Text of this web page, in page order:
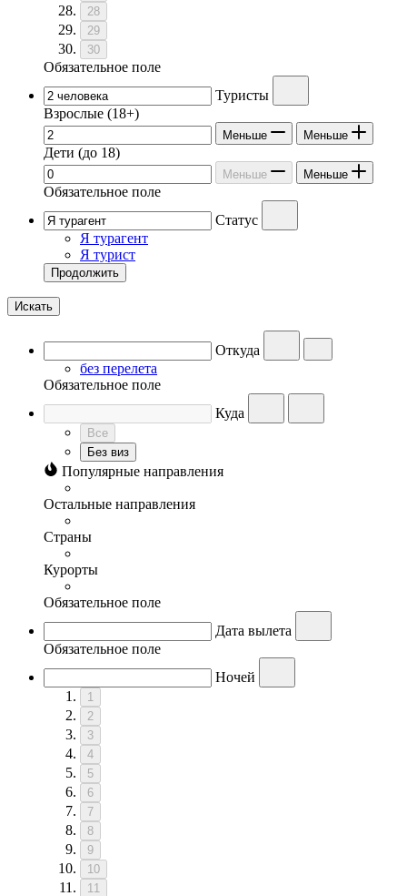
28
29
30
Обязательное поле
Туристы
Взрослые (18+)
Меньше Меньше
Дети (до 18)
Меньше Меньше
Обязательное поле
Статус
Я турагент
Я турист
Продолжить
Искать
Откуда
без перелета
Обязательное поле
Куда
Все
Без виз
Популярные направления
Остальные направления
Страны
Курорты
Обязательное поле
Дата вылета
Обязательное поле
Ночей
1
2
3
4
5
6
7
8
9
10
11